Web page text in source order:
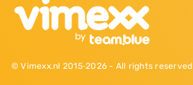
© Vimexx.nl 2015‐2026 - All rights reserved